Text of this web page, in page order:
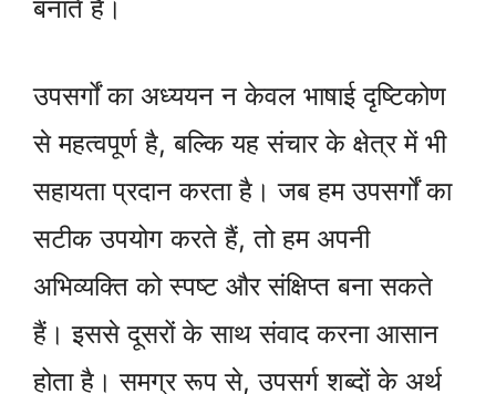
बनाते हैं।
उपसर्गों का अध्ययन न केवल भाषाई दृष्टिकोण
से महत्वपूर्ण है, बल्कि यह संचार के क्षेत्र में भी
सहायता प्रदान करता है। जब हम उपसर्गों का
सटीक उपयोग करते हैं, तो हम अपनी
अभिव्यक्ति को स्पष्ट और संक्षिप्त बना सकते
हैं। इससे दूसरों के साथ संवाद करना आसान
होता है। समग्र रूप से, उपसर्ग शब्दों के अर्थ